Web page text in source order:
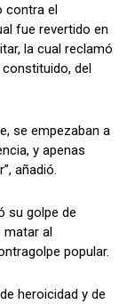
contra el
fue revertido en
la cual reclamó
del
se empezaban a
y apenas
añadió.
su golpe de
matar al
popular.
heroicidad y de